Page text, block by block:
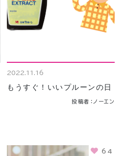
2022.11.16
もうすぐ！いいプルーンの日
投稿者：ノーエン
64